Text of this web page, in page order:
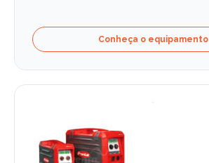
Conheça o equipamento